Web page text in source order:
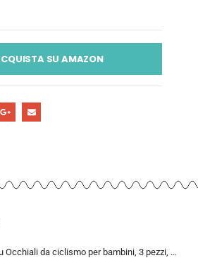
SU AMAZON
Dreaku Occhiali da ciclismo per bambini, 3 pezzi, occhiali sportivi per bambini, protezione UV400, polarizzati, antivento, pe